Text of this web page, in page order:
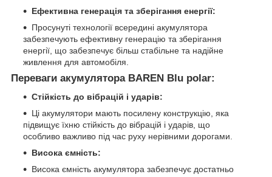
Ефективна генерація та зберігання енергії:
Просунуті технології всередині акумулятора
забезпечують ефективну генерацію та зберігання
енергії, що забезпечує більш стабільне та надійне
живлення для автомобіля.
Переваги акумулятора BAREN Blu polar:
Стійкість до вібрацій і ударів:
Ці акумулятори мають посилену конструкцію, яка
підвищує їхню стійкість до вібрацій і ударів, що
особливо важливо під час руху нерівними дорогами.
Висока ємність:
Висока ємність акумулятора забезпечує достатньо